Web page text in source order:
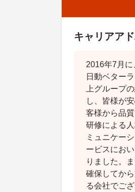
キャリアア
2016年7月
日動ベター
上グループ
し、皆様が
客様から品
研修による
ミュニケー
ービスにお
りました。
確保してか
る会社でご